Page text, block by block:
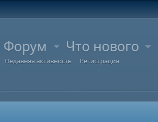
Форум Что нового
Недавняя активность Регистрация